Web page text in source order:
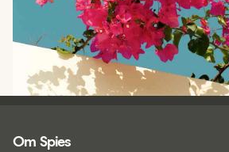
Om Spies